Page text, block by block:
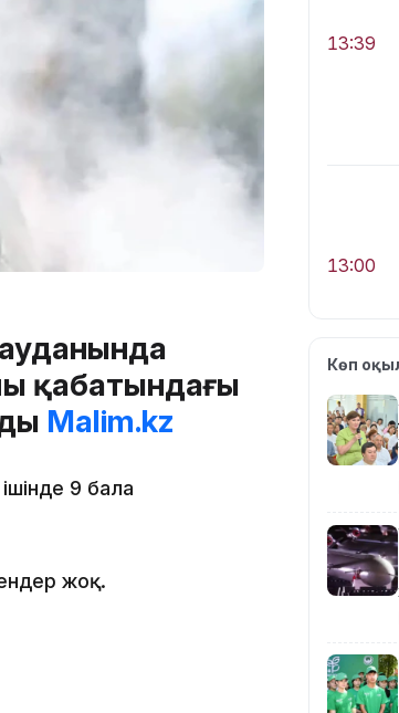
қабатындағы
Malim.kz
9 бала
жоқ.
13:39
13:00
12:40
Көп